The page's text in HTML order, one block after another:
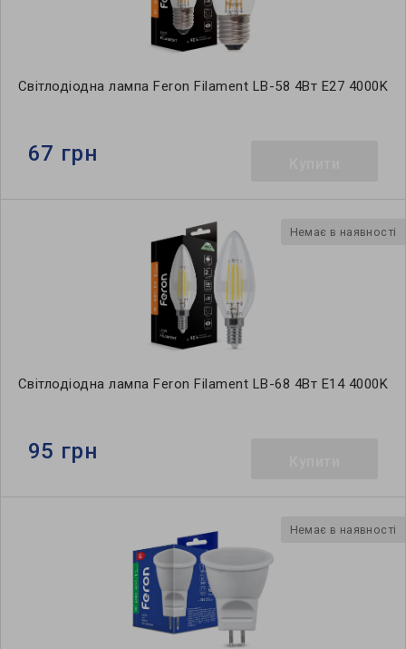
Світлодіодна лампа Feron Filament LB-58 4Вт E27 4000K
67 грн
Немає в наявності
Світлодіодна лампа Feron Filament LB-68 4Вт E14 4000K
95 грн
Немає в наявності